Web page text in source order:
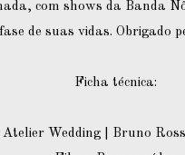
com shows da Banda
de suas vidas. Obrigado
Ficha técnica:
Wedding | Bruno